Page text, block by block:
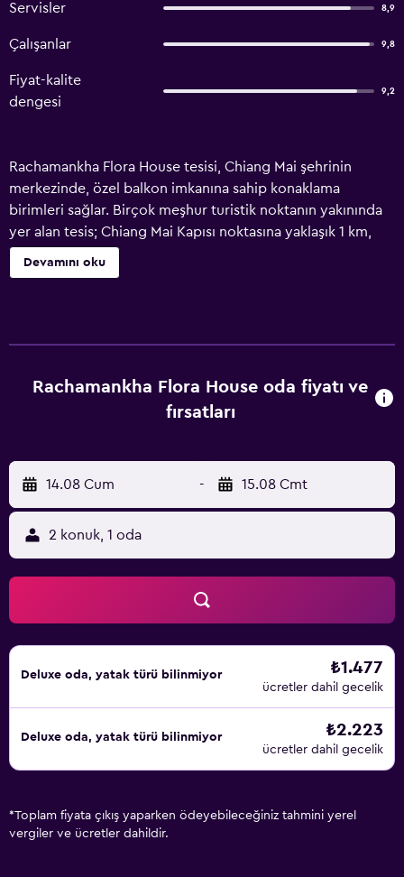
Servisler 8,9
Çalışanlar 9,8
Fiyat-kalite
dengesi
9,2
Rachamankha Flora House tesisi, Chiang Mai şehrinin
merkezinde, özel balkon imkanına sahip konaklama
birimleri sağlar. Birçok meşhur turistik noktanın yakınında
yer alan tesis; Chiang Mai Kapısı noktasına yaklaşık 1 km,
Chang Puak Pazarı noktasına yaklaşık 1,5 km, Tha Pae Kapısı
noktasınaysa yaklaşık 1,4 km mesafededir. Tesis bünyesinde
bulunur. Rachamankha Flora House tesisinde nevresim
takımı ve havlu odalarda mevcuttur. Rachamankha Flora
Chiang Mai Uluslararası Havaalanı 3 km mesafededir.
Devamını oku
Rachamankha Flora House oda fiyatı ve
fırsatları
14.08 Cum - 15.08 Cmt
2 konuk, 1 oda
Deluxe oda, yatak türü bilinmiyor ₺1.477
ücretler dahil gecelik
Deluxe oda, yatak türü bilinmiyor ₺2.223
ücretler dahil gecelik
*Toplam fiyata çıkış yaparken ödeyebileceğiniz tahmini yerel
vergiler ve ücretler dahildir.